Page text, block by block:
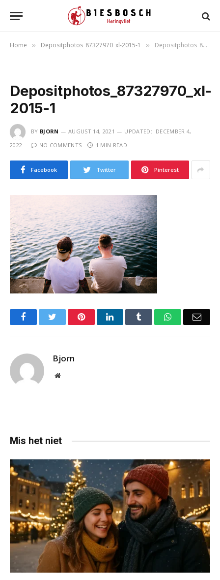
Home » Depositphotos_87327970_xl-2015-1 » Depositphotos_87327970_xl-2015-1
Depositphotos_87327970_xl-
2015-1
BY BJORN AUGUST 14, 2021 UPDATED: DECEMBER 4,
2022
NO COMMENTS 1 MIN READ
Facebook Twitter Pinterest
FacebookTwitter PinterestLinkedIn Tumblr WhatsApp
Bjorn
Website
Mis het niet